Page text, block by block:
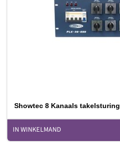
Showtec 8 Kanaals takelsturing
IN WINKELMAND